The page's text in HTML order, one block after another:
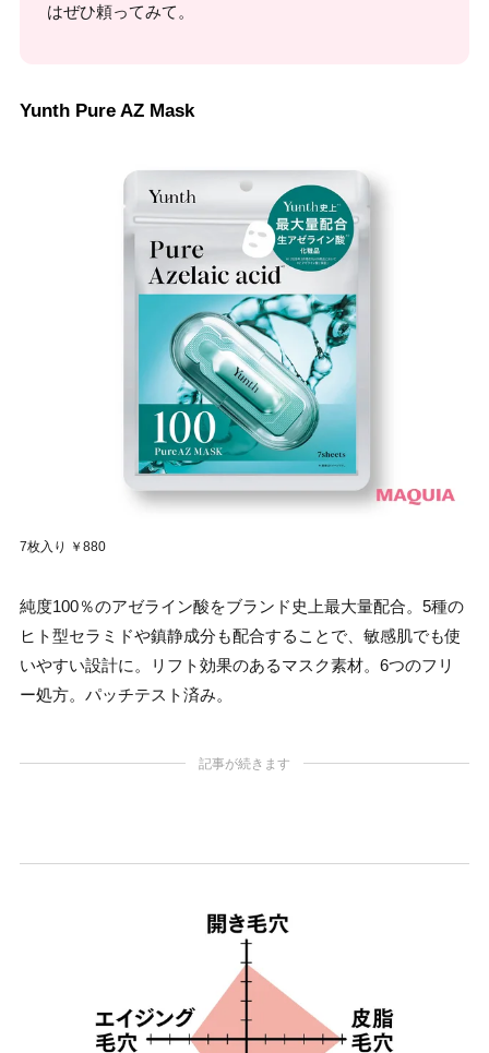
はぜひ頼ってみて。
Yunth Pure AZ Mask
7枚入り ￥880
純度100％のアゼライン酸をブランド史上最大量配合。5種の
ヒト型セラミドや鎮静成分も配合することで、敏感肌でも使
いやすい設計に。リフト効果のあるマスク素材。6つのフリ
ー処方。パッチテスト済み。
記事が続きます